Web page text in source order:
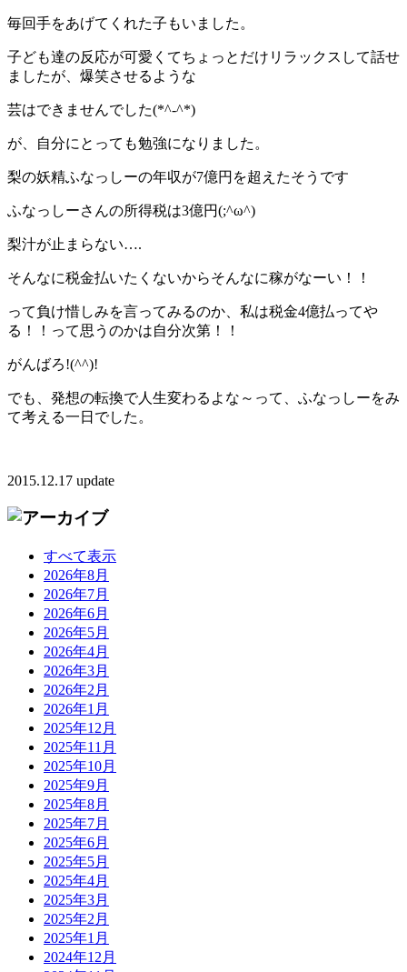
毎回手をあげてくれた子もいました。
子ども達の反応が可愛くてちょっとだけリラックスして話せ
ましたが、爆笑させるような
芸はできませんでした(*^-^*)
が、自分にとっても勉強になりました。
梨の妖精ふなっしーの年収が7億円を超えたそうです
ふなっしーさんの所得税は3億円(;^ω^)
梨汁が止まらない….
そんなに税金払いたくないからそんなに稼がなーい！！
って負け惜しみを言ってみるのか、私は税金4億払ってや
る！！って思うのかは自分次第！！
がんばろ!(^^)!
でも、発想の転換で人生変わるよな～って、ふなっしーをみ
て考える一日でした。
2015.12.17 update
すべて表示
2026年8月
2026年7月
2026年6月
2026年5月
2026年4月
2026年3月
2026年2月
2026年1月
2025年12月
2025年11月
2025年10月
2025年9月
2025年8月
2025年7月
2025年6月
2025年5月
2025年4月
2025年3月
2025年2月
2025年1月
2024年12月